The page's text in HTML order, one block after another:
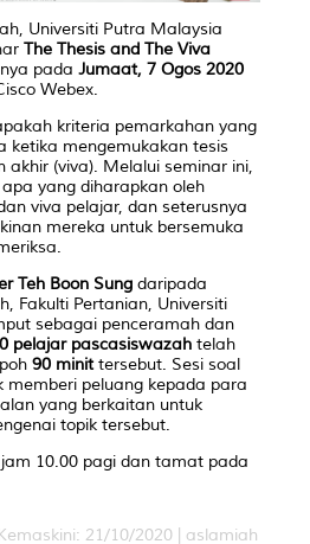
Universiti Putra Malaysia
The Thesis and The Viva
pada Jumaat, 7 Ogos 2020
Webex.
kriteria pemarkahan yang
ketika mengemukakan tesis
akhir (viva). Melalui seminar ini,
yang diharapkan oleh
viva pelajar, dan seterusnya
mereka untuk bersemuka
Teh Boon Sung daripada
Fakulti Pertanian, Universiti
sebagai penceramah dan
pelajar pascasiswazah telah
90 minittersebut. Sesi soal
peluang kepada para
yang berkaitan untuk
topik tersebut.
10.00 pagi dan tamat pada
21/10/2020 | aslamiah